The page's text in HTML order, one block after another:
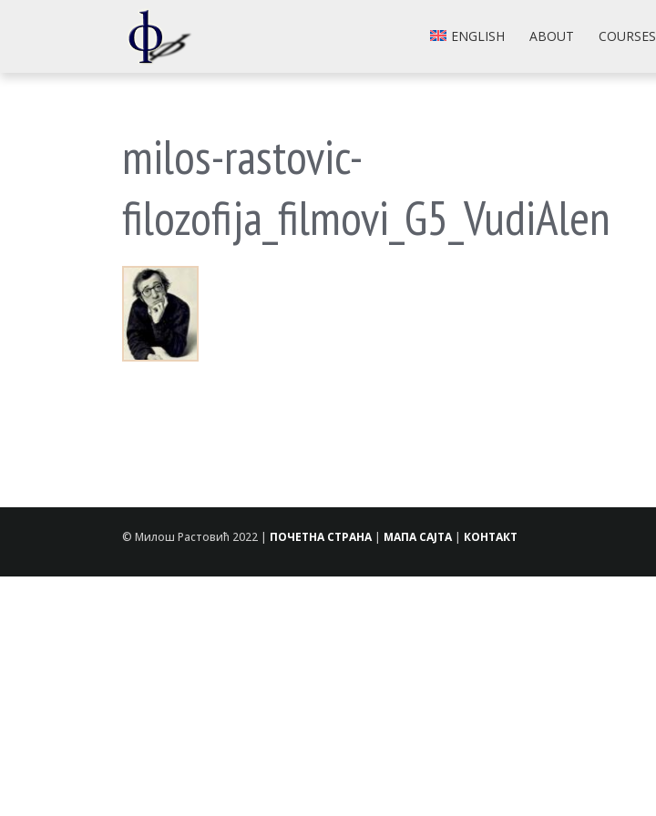
ENGLISH ABOUT COURSES
milos-rastovic-
filozofija_filmovi_G5_VudiAlen
© Милош Растовић 2022 | ПОЧЕТНА СТРАНА| МАПА САЈТА| КОНТАКТ